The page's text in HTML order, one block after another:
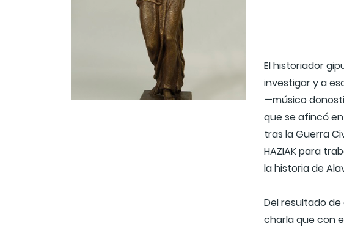
El historiador
investigar y a
—músico
que se afincó
tras la Guerra
HAZIAK para
la historia de
Del resultado
charla que con